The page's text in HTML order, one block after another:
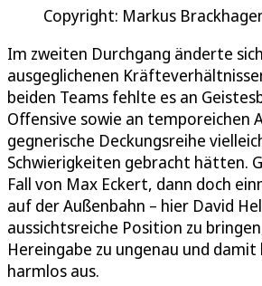
Copyright: Markus
Im zweiten Durchgang änderte
ausgeglichenen
beiden Teams fehlte es an
Offensive sowie an temporeichen
gegnerische Deckungsreihe
Schwierigkeiten gebracht hätten.
Fall von Max Eckert, dann doch
auf der Außenbahn – hier David
aussichtsreiche Position zu
Hereingabe zu ungenau und
harmlos aus.